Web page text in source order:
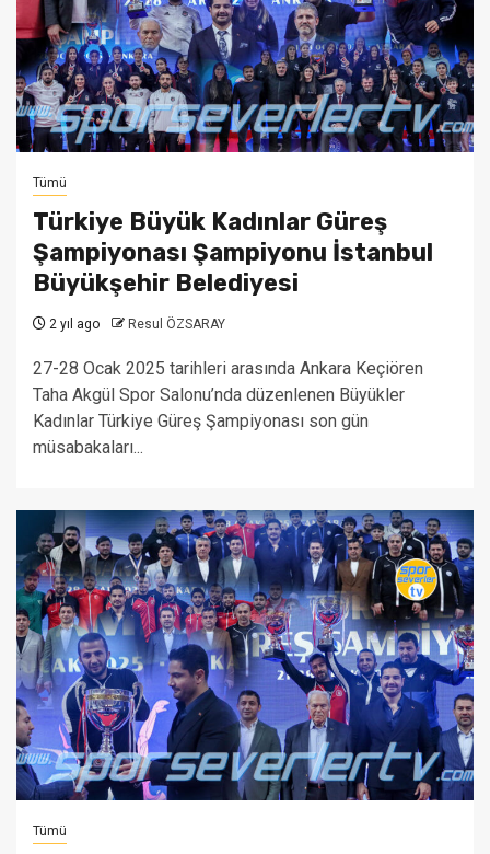
Tümü
Türkiye Büyük Kadınlar Güreş
Şampiyonası Şampiyonu İstanbul
Büyükşehir Belediyesi
2 yıl ago Resul ÖZSARAY
27-28 Ocak 2025 tarihleri arasında Ankara Keçiören
Taha Akgül Spor Salonu’nda düzenlenen Büyükler
Kadınlar Türkiye Güreş Şampiyonası son gün
müsabakaları...
Tümü